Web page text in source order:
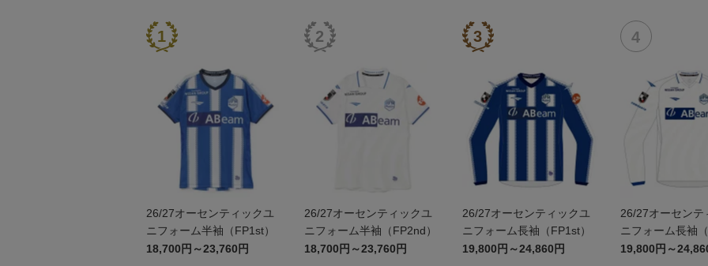
26/27オーセンティックユ
ニフォーム半袖（FP1st）
18,700円～23,760円
26/27オーセンティックユ
ニフォーム半袖（FP2nd）
18,700円～23,760円
26/27オーセンティックユ
ニフォーム長袖（FP1st）
19,800円～24,860円
26/27オーセンテ
ニフォーム長袖
19,800円～